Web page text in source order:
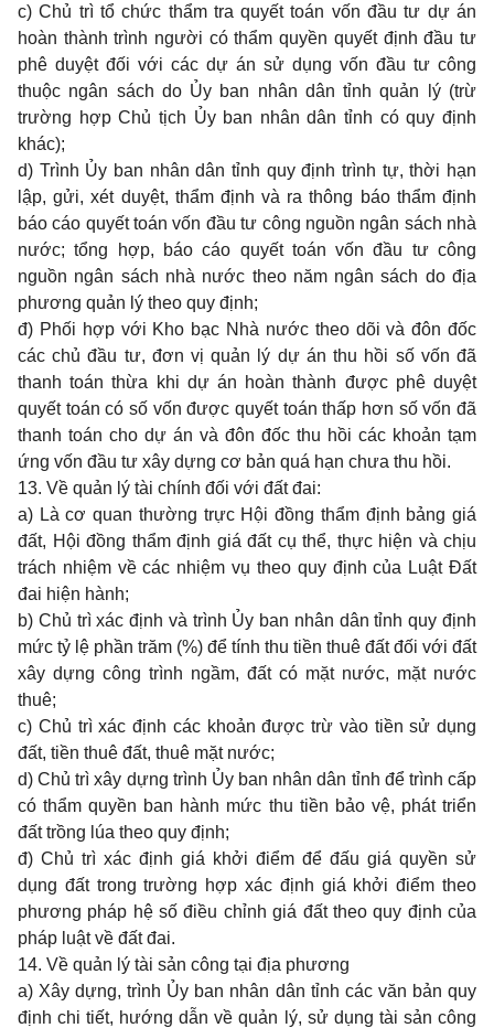
c) Chủ trì tổ chức thẩm tra quyết toán vốn đầu tư dự án
hoàn thành trình người có thẩm quyền quyết định đầu tư
phê duyệt đối với các dự án sử dụng vốn đầu tư công
thuộc ngân sách do Ủy ban nhân dân tỉnh quản lý (trừ
trường hợp Chủ tịch Ủy ban nhân dân tỉnh có quy định
khác);
d) Trình Ủy ban nhân dân tỉnh quy định trình tự, thời hạn
lập, gửi, xét duyệt, thẩm định và ra thông báo thẩm định
báo cáo quyết toán vốn đầu tư công nguồn ngân sách nhà
nước; tổng hợp, báo cáo quyết toán vốn đầu tư công
nguồn ngân sách nhà nước theo năm ngân sách do địa
phương quản lý theo quy định;
đ) Phối hợp với Kho bạc Nhà nước theo dõi và đôn đốc
các chủ đầu tư, đơn vị quản lý dự án thu hồi số vốn đã
thanh toán thừa khi dự án hoàn thành được phê duyệt
quyết toán có số vốn được quyết toán thấp hơn số vốn đã
thanh toán cho dự án và đôn đốc thu hồi các khoản tạm
ứng vốn đầu tư xây dựng cơ bản quá hạn chưa thu hồi.
13. Về quản lý tài chính đối với đất đai:
a) Là cơ quan thường trực Hội đồng thẩm định bảng giá
đất, Hội đồng thẩm định giá đất cụ thể, thực hiện và chịu
trách nhiệm về các nhiệm vụ theo quy định của Luật Đất
đai hiện hành;
b) Chủ trì xác định và trình Ủy ban nhân dân tỉnh quy định
mức tỷ lệ phần trăm (%) để tính thu tiền thuê đất đối với đất
xây dựng công trình ngầm, đất có mặt nước, mặt nước
thuê;
c) Chủ trì xác định các khoản được trừ vào tiền sử dụng
đất, tiền thuê đất, thuê mặt nước;
d) Chủ trì xây dựng trình Ủy ban nhân dân tỉnh để trình cấp
có thẩm quyền ban hành mức thu tiền bảo vệ, phát triển
đất trồng lúa theo quy định;
đ) Chủ trì xác định giá khởi điểm để đấu giá quyền sử
dụng đất trong trường hợp xác định giá khởi điểm theo
phương pháp hệ số điều chỉnh giá đất theo quy định của
pháp luật về đất đai.
14. Về quản lý tài sản công tại địa phương
a) Xây dựng, trình Ủy ban nhân dân tỉnh các văn bản quy
định chi tiết, hướng dẫn về quản lý, sử dụng tài sản công